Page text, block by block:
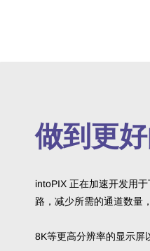
做到更
intoPIX 正在加速开发用
路，减少所需的通道数量
8K等更高分辨率的显示屏